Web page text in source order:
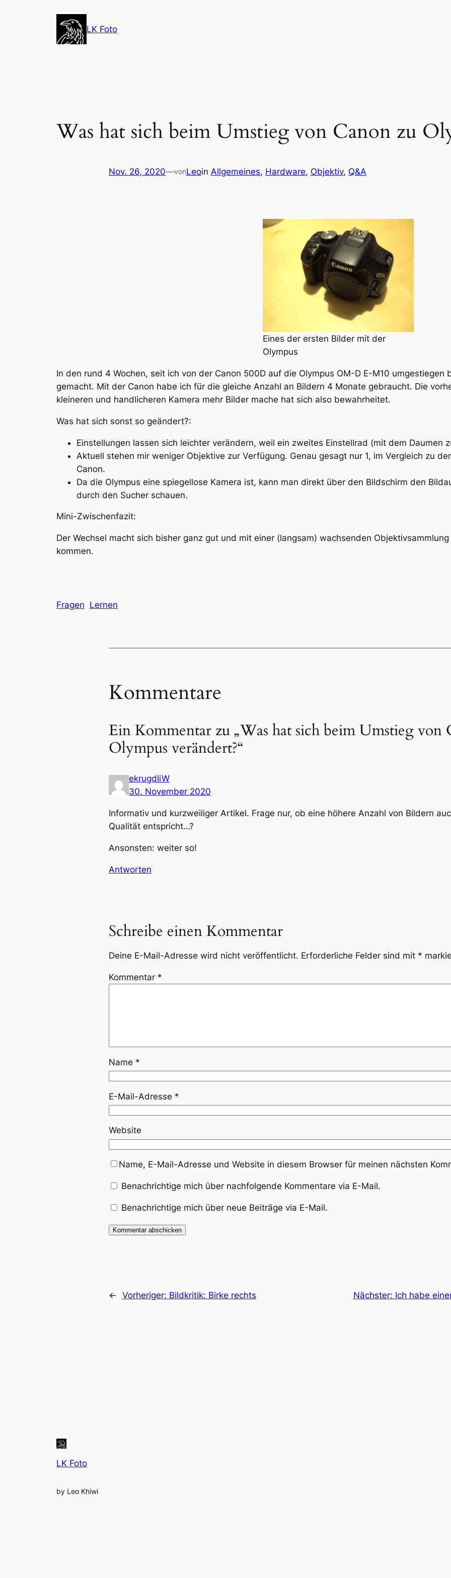
LK Foto
Was hat sich beim Umstieg von Canon zu
Nov. 26, 2020—vonLeoin Allgemeines, Hardware, Objektiv, Q&A
Eines der ersten Bilder mit der
Olympus
In den rund 4 Wochen, seit ich von der Canon 500D auf die Olympus OM-D E-M10
gemacht. Mit der Canon habe ich für die gleiche Anzahl an Bildern 4 Monate gebraucht. Die
kleineren und handlicheren Kamera mehr Bilder mache hat sich also bewahrheitet.
Was hat sich sonst so geändert?:
Einstellungen lassen sich leichter verändern, weil ein zweites Einstellrad (mit dem Daumen
Aktuell stehen mir weniger Objektive zur Verfügung. Genau gesagt nur 1, im Vergleich zu
Canon.
Da die Olympus eine spiegellose Kamera ist, kann man direkt über den Bildschirm den
durch den Sucher schauen.
Mini-Zwischenfazit:
Der Wechsel macht sich bisher ganz gut und mit einer (langsam) wachsenden
kommen.
Fragen Lernen
Kommentare
Ein Kommentar zu „Was hat sich beim Umstieg von
Olympus verändert?“
ekrugdliW
30. November 2020
Informativ und kurzweiliger Artikel. Frage nur, ob eine höhere Anzahl von Bildern
Qualität entspricht…?
Ansonsten: weiter so!
Antworten
Schreibe einen Kommentar
Deine E-Mail-Adresse wird nicht veröffentlicht. Erforderliche Felder sind mit *
Kommentar *
Name *
E-Mail-Adresse *
Website
Name, E-Mail-Adresse und Website in diesem Browser für meinen nächsten
Benachrichtige mich über nachfolgende Kommentare via E-Mail.
Benachrichtige mich über neue Beiträge via E-Mail.
← Vorheriger: Bildkritik: Birke rechts Nächster: Ich habe
LK Foto
by Leo Khiwi